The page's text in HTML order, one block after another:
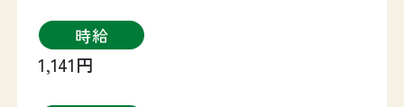
時給
1,141円